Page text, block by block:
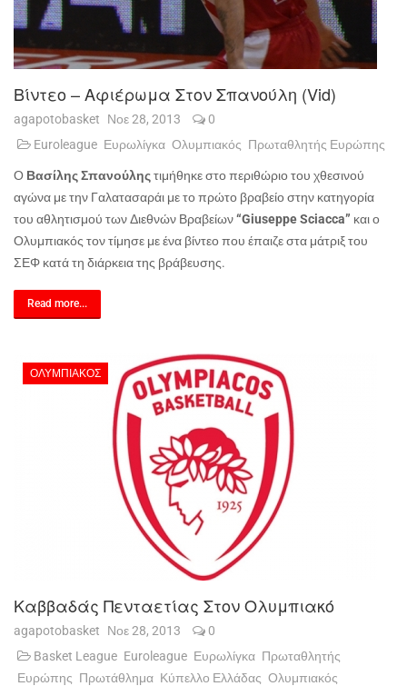
Βίντεο – Αφιέρωμα Στον Σπανούλη (vid)
agapotobasket Νοε 28, 2013
0
Euroleague Ευρωλίγκα Ολυμπιακός Πρωταθλητής Ευρώπης
Ο Βασίλης Σπανούληςτιμήθηκε στο περιθώριο του χθεσινού
αγώνα με την Γαλατασαράι με το πρώτο βραβείο στην κατηγορία
του αθλητισμού των Διεθνών Βραβείων“Giuseppe Sciacca” και ο
Ολυμπιακός τον τίμησε με ένα βίντεο που έπαιζε στα μάτριξ του
ΣΕΦ κατά τη διάρκεια της βράβευσης.
Read more...
ΟΛΥΜΠΙΑΚΌΣ
Καββαδάς Πενταετίας Στον Ολυμπιακό
agapotobasket Νοε 28, 2013
0
Basket League Euroleague Ευρωλίγκα Πρωταθλητής
Ευρώπης Πρωτάθλημα Κύπελλο Ελλάδας Ολυμπιακός